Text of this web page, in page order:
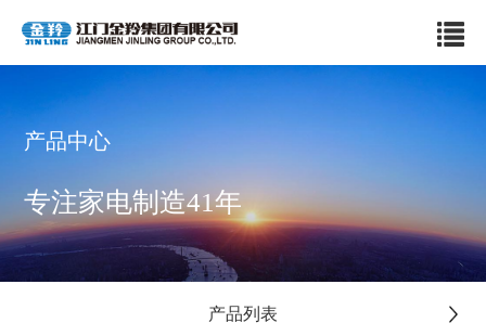
产品中心
专注家电制造41年
产品列表